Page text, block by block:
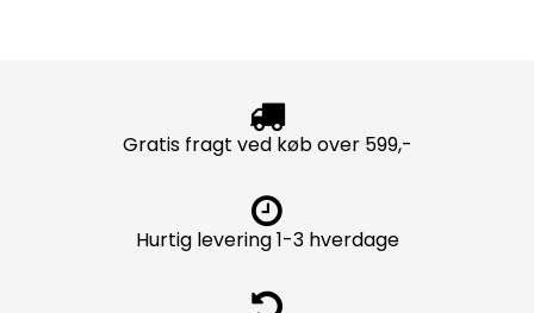
Gratis fragt ved køb over 599,-
Hurtig levering 1-3 hverdage